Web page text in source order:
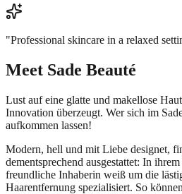
"Professional skincare in a relaxed
Meet Sade Beauté
Lust auf eine glatte und makellose
Innovation überzeugt. Wer sich im
aufkommen lassen!
Modern, hell und mit Liebe designet,
dementsprechend ausgestattet: In
freundliche Inhaberin weiß um die
Haarentfernung spezialisiert. So